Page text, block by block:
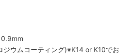
0.9mm
ジウムコーティング)※K14 or K10でお